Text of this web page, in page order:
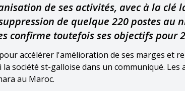
de ses activités, avec à la clé
de quelque 220 postes au
confirme toutefois ses objectifs pour
accélérer l'amélioration de ses marges et
société st-galloise dans un communiqué. Les
au Maroc.